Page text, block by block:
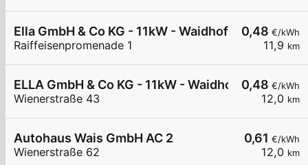
0,48 €/kWh
11,9 km
Ella GmbH & Co KG - 11kW - Waidhofen/Thaya -
Raiffeisenpromenade 1
0,48 €/kWh
12,0 km
ELLA GmbH & Co KG - 11kW - Waidhofen/Thaya
Wienerstraße 43
0,61 €/kWh
12,0 km
Autohaus Wais GmbH AC 2
Wienerstraße 62